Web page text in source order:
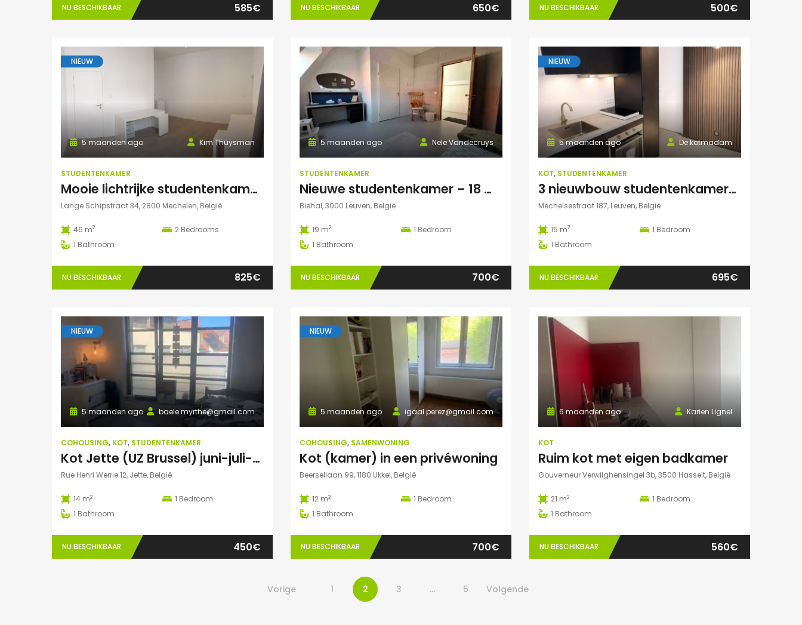
NU BESCHIKBAAR 585€ NU BESCHIKBAAR 650€ NU BESCHIKBAAR 500€
NIEUW
Kim Thuysman
5 maanden ago
STUDENTENKAMER
Mooie lichtrijke studentenkamer in hartje Mechelen! (46m2, 2 pers mogelijk)
Lange Schipstraat 34, 2800 Mechelen, België
46 m2 2 Bedrooms
1 Bathroom
NU BESCHIKBAAR 825€
Nele Vandecruys
5 maanden ago
STUDENTENKAMER
Nieuwe studentenkamer – 18 m² met privé autoparking – op 5 min fietsafstand van Campus Gasthuisberg
Biehal, 3000 Leuven, België
19 m2 1 Bedroom
1 Bathroom
NU BESCHIKBAAR 700€
NIEUW
De kotmadam
5 maanden ago
KOT, STUDENTENKAMER
3 nieuwbouw studentenkamers met eigen sanitair
Mechelsestraat 187, Leuven, België
15 m2 1 Bedroom
1 Bathroom
NU BESCHIKBAAR 695€
NIEUW
baele.myrthe@gmail.com
5 maanden ago
COHOUSING, KOT, STUDENTENKAMER
Kot Jette (UZ Brussel) juni-juli-aug-sept 2026
Rue Henri Werrie 12, Jette, België
14 m2 1 Bedroom
1 Bathroom
NU BESCHIKBAAR 450€
NIEUW
igaal.perez@gmail.com
5 maanden ago
COHOUSING, SAMENWONING
Kot (kamer) in een privéwoning
Beersellaan 99, 1180 Ukkel, België
12 m2 1 Bedroom
1 Bathroom
NU BESCHIKBAAR 700€
Karien Lignel
6 maanden ago
KOT
Ruim kot met eigen badkamer
Gouverneur Verwilghensingel 3b, 3500 Hasselt, België
21 m2 1 Bedroom
1 Bathroom
NU BESCHIKBAAR 560€
Vorige 1 2 3 … 5 Volgende